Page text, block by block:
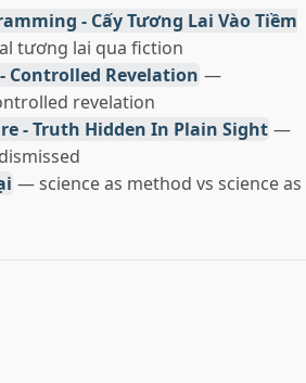
- Cấy Tương Lai Vào Tiềm
tương lai qua fiction
Controlled Revelation —
revelation
- Truth Hidden In Plain Sight —
— science as method vs science as